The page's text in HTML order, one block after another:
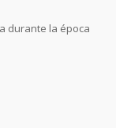
durante la época